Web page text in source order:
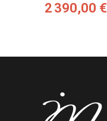
2 390,00 €